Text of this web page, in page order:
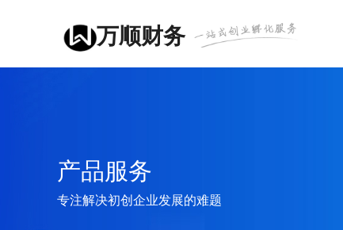
万顺财务
产品服务
专注解决初创企业发展的难题